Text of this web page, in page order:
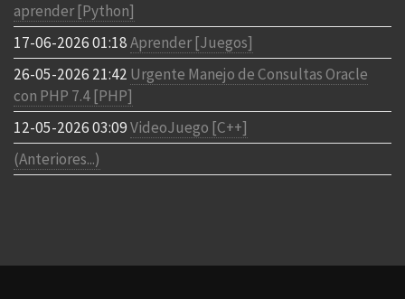
aprender [Python]
17-06-2026 01:18Aprender [Juegos]
26-05-2026 21:42 Urgente Manejo de Consultas Oracle
con PHP 7.4 [PHP]
12-05-2026 03:09VideoJuego [C++]
(Anteriores...)